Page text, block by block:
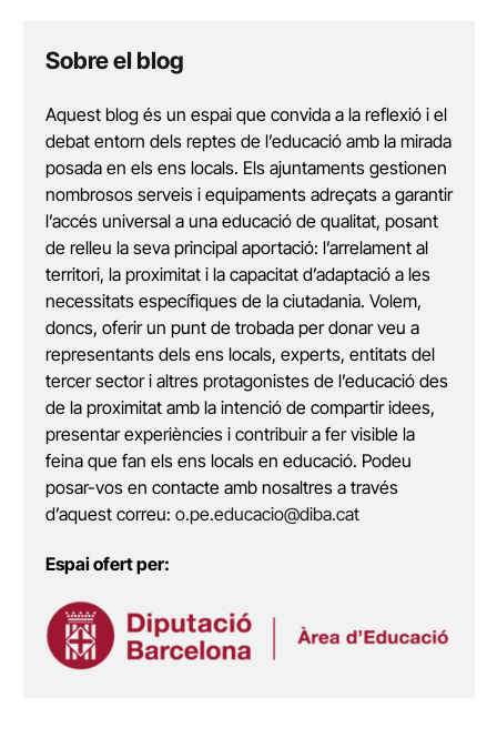
Sobre el blog
Aquest blog és un espai que convida a la reflexió i el
debat entorn dels reptes de l’educació amb la mirada
posada en els ens locals. Els ajuntaments gestionen
nombrosos serveis i equipaments adreçats a garantir
l’accés universal a una educació de qualitat, posant
de relleu la seva principal aportació: l’arrelament al
territori, la proximitat i la capacitat d’adaptació a les
necessitats específiques de la ciutadania. Volem,
doncs, oferir un punt de trobada per donar veu a
representants dels ens locals, experts, entitats del
tercer sector i altres protagonistes de l’educació des
de la proximitat amb la intenció de compartir idees,
presentar experiències i contribuir a fer visible la
feina que fan els ens locals en educació. Podeu
posar-vos en contacte amb nosaltres a través
d’aquest correu: o.pe.educacio@diba.cat
Espai ofert per: